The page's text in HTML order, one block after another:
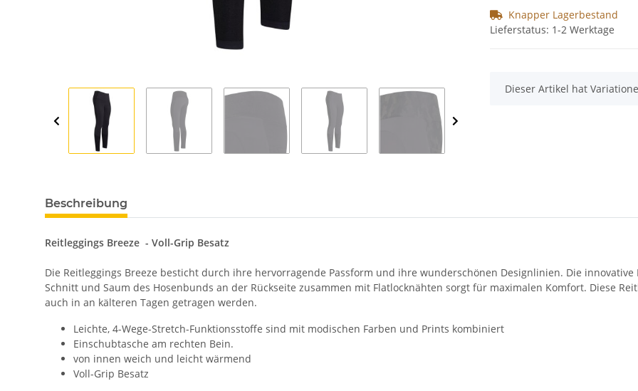
Knapper Lagerbestand
Lieferstatus: 1-2 Werktage
x
Dieser Artikel hat
Beschreibung
Reitleggings Breeze - Voll-Grip Besatz
Die Reitleggings Breeze besticht durch ihre hervorragende Passform und ihre wunderschönen Designlinien. Die
Schnitt und Saum des Hosenbunds an der Rückseite zusammen mit Flatlocknähten sorgt für maximalen Komfort. Diese
auch in an kälteren Tagen getragen werden.
Leichte, 4-Wege-Stretch-Funktionsstoffe sind mit modischen Farben und Prints kombiniert
Einschubtasche am rechten Bein.
von innen weich und leicht wärmend
Voll-Grip Besatz